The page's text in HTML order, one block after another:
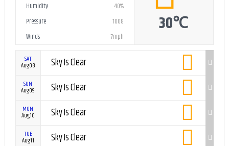
Humidity
40%
Pressure
1008
Winds
7mph
30℃
SAT
Aug08 Sky Is Clear
SUN
Aug09 Sky Is Clear
MON
Aug10 Sky Is Clear
TUE
Aug11 Sky Is Clear